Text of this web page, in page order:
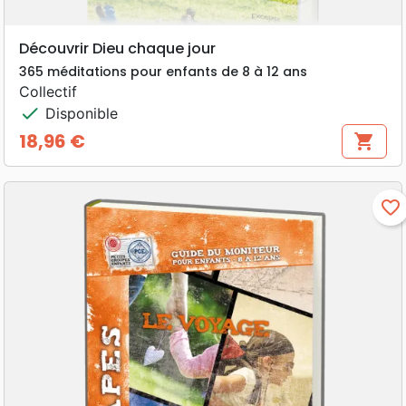
Découvrir Dieu chaque jour
365 méditations pour enfants de 8 à 12 ans
Collectif
check Disponible
Prix
18,96 € shopping_cart
favorite_border